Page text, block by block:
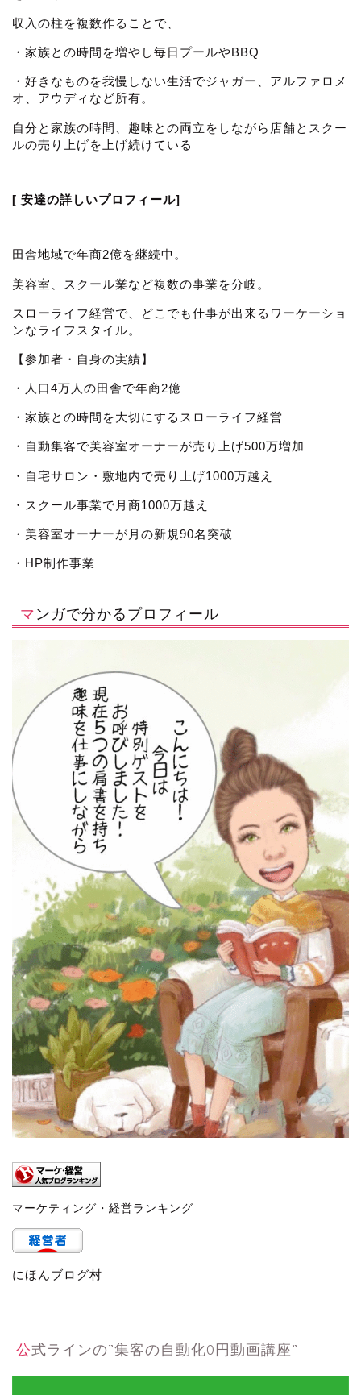
収入の柱を複数作ることで、
・家族との時間を増やし毎日プールやBBQ
・好きなものを我慢しない生活でジャガー、アルファロメ
オ、アウディなど所有。
自分と家族の時間、趣味との両立をしながら店舗とスクー
ルの売り上げを上げ続けている
[ 安達の詳しいプロフィール]
田舎地域で年商2億を継続中。
美容室、スクール業など複数の事業を分岐。
スローライフ経営で、どこでも仕事が出来るワーケーショ
ンなライフスタイル。
【参加者・自身の実績】
・人口4万人の田舎で年商2億
・家族との時間を大切にするスローライフ経営
・自動集客で美容室オーナーが売り上げ500万増加
・自宅サロン・敷地内で売り上げ1000万越え
・スクール事業で月商1000万越え
・美容室オーナーが月の新規90名突破
・HP制作事業
マンガで分かるプロフィール
マーケティング・経営ランキング
にほんブログ村
公式ラインの”集客の自動化0円動画講座”